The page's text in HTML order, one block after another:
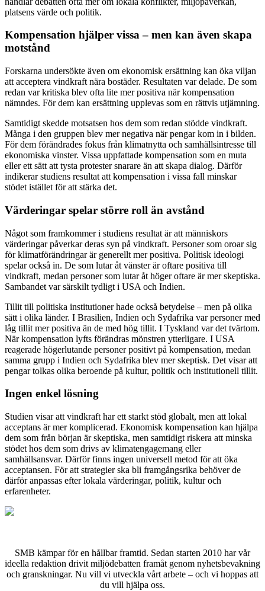
platsens värde och politik.
Kompensation hjälper vissa – men kan även skapa
motstånd
Forskarna undersökte även om ekonomisk ersättning kan öka viljan
att acceptera vindkraft nära bostäder. Resultaten var delade. De som
redan var kritiska blev ofta lite mer positiva när kompensation
nämndes. För dem kan ersättning upplevas som en rättvis utjämning.
Samtidigt skedde motsatsen hos dem som redan stödde vindkraft.
Många i den gruppen blev mer negativa när pengar kom in i bilden.
För dem förändrades fokus från klimatnytta och samhällsintresse till
ekonomiska vinster. Vissa uppfattade kompensation som en muta
eller ett sätt att tysta protester snarare än att skapa dialog. Därför
indikerar studiens resultat att kompensation i vissa fall minskar
stödet istället för att stärka det.
Värderingar spelar större roll än avstånd
Något som framkommer i studiens resultat är att människors
värderingar påverkar deras syn på vindkraft. Personer som oroar sig
för klimatförändringar är generellt mer positiva. Politisk ideologi
spelar också in. De som lutar åt vänster är oftare positiva till
vindkraft, medan personer som lutar åt höger oftare är mer skeptiska.
Sambandet var särskilt tydligt i USA och Indien.
Tillit till politiska institutioner hade också betydelse – men på olika
sätt i olika länder. I Brasilien, Indien och Sydafrika var personer med
låg tillit mer positiva än de med hög tillit. I Tyskland var det tvärtom.
När kompensation lyfts förändras mönstren ytterligare. I USA
reagerade högerlutande personer positivt på kompensation, medan
samma grupp i Indien och Sydafrika blev mer skeptisk. Det visar att
pengar tolkas olika beroende på kultur, politik och institutionell tillit.
Ingen enkel lösning
Studien visar att vindkraft har ett starkt stöd globalt, men att lokal
acceptans är mer komplicerad. Ekonomisk kompensation kan hjälpa
dem som från början är skeptiska, men samtidigt riskera att minska
stödet hos dem som drivs av klimatengagemang eller
samhällsansvar. Därför finns ingen universell metod för att öka
acceptansen. För att strategier ska bli framgångsrika behöver de
därför anpassas efter lokala värderingar, politik, kultur och
erfarenheter.
SMB kämpar för en hållbar framtid. Sedan starten 2010 har vår
ideella redaktion drivit miljödebatten framåt genom nyhetsbevakning
och granskningar. Nu vill vi utveckla vårt arbete – och vi hoppas att
du vill hjälpa oss.